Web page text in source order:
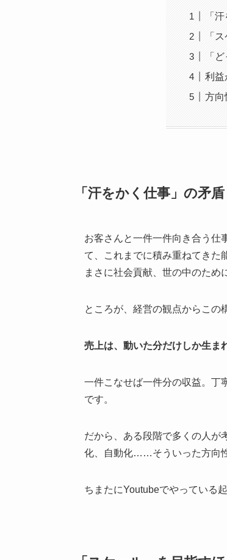
「
「
「
利益
方向
「汗をかく仕事」の矛盾
お客さんと一件一件向き合う仕
て、これまでに積み重ねてきた
まさに社会貢献、世の中のため
ところが、経営の観点からこの
売上は、動いた分だけしか生ま
一件こなせば一件分の収益。丁
です。
だから、ある段階で多くの人が
化、自動化……そういった方向
ちまたにYoutubeでやっている